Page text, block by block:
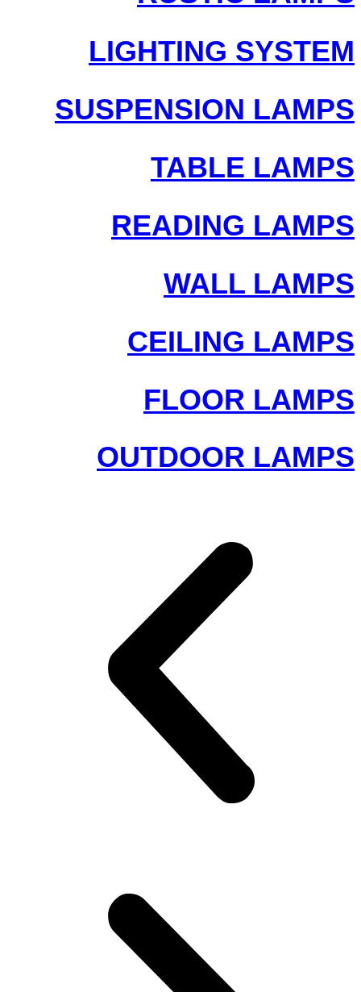
LIGHTING SYSTEM
SUSPENSION LAMPS
TABLE LAMPS
READING LAMPS
WALL LAMPS
CEILING LAMPS
FLOOR LAMPS
OUTDOOR LAMPS